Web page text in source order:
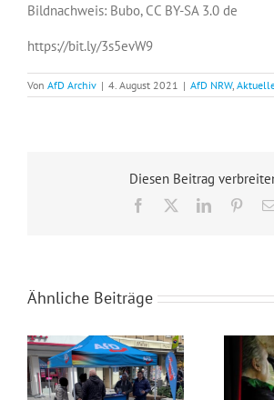
Bildnachweis: Bubo, CC BY-SA 3.0 de
https://bit.ly/3s5evW9
Von AfD Archiv | 4. August 2021 | AfD NRW,
Diesen Beitrag
Facebook LinkedIn
Ähnliche Beiträge